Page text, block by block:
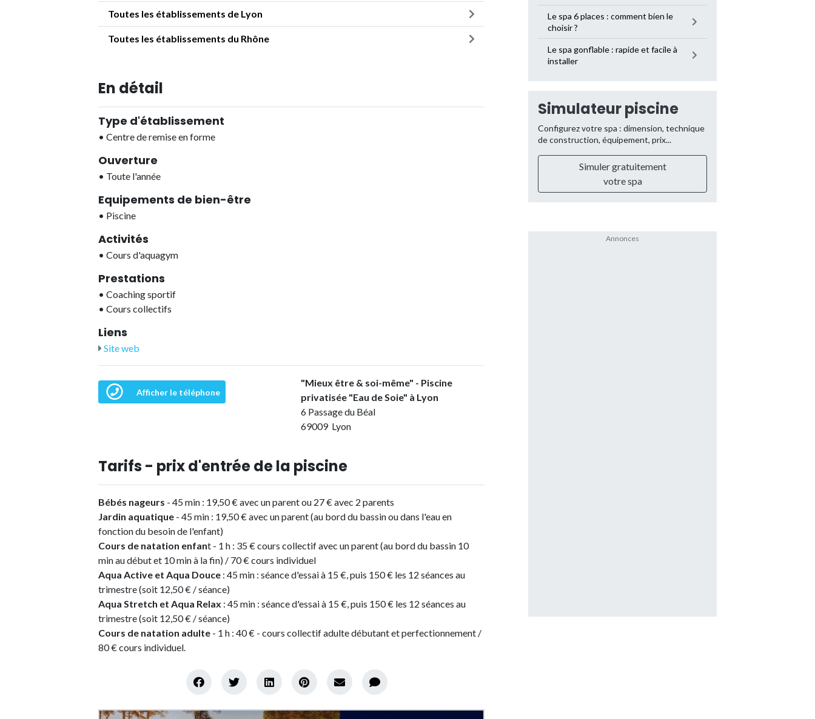
Toutes les établissements de Lyon
Toutes les établissements du Rhône
En détail
Type d'établissement
• Centre de remise en forme
Ouverture
• Toute l'année
Equipements de bien-être
• Piscine
Activités
• Cours d'aquagym
Prestations
• Coaching sportif
• Cours collectifs
Liens
Site web
Afficher le téléphone
"Mieux être & soi-même" - Piscine
privatisée "Eau de Soie" à Lyon
6 Passage du Béal
69009 Lyon
Tarifs - prix d'entrée de la piscine
Bébés nageurs - 45 min : 19,50 € avec un parent ou 27 € avec 2 parents
Jardin aquatique - 45 min : 19,50 € avec un parent (au bord du bassin ou dans l'eau en
fonction du besoin de l'enfant)
Cours de natation enfant - 1 h : 35 € cours collectif avec un parent (au bord du bassin 10
min au début et 10 min à la fin) / 70 € cours individuel
Aqua Active et Aqua Douce : 45 min : séance d'essai à 15 €, puis 150 € les 12 séances au
trimestre (soit 12,50 € / séance)
Aqua Stretch et Aqua Relax : 45 min : séance d'essai à 15 €, puis 150 € les 12 séances au
trimestre (soit 12,50 € / séance)
Cours de natation adulte - 1 h : 40 € - cours collectif adulte débutant et perfectionnement /
80 € cours individuel.
Le spa 6 places : comment bien le
choisir ?
Le spa gonflable : rapide et facile à
installer
Simulateur piscine
Configurez votre spa : dimension, technique
de construction, équipement, prix...
Simuler gratuitement
votre spa